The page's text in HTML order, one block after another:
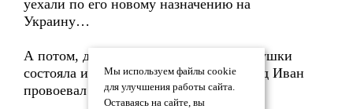
уехали по его новому назначению на
Украину…
А потом, до сорок третьего, жизнь бабушки
состояла из постоянного ожидания. Дед Иван
провоевал все, кроме Халхин-Гола,
Мы используем файлы cookie
для улучшения работы сайта.
Оставаясь на сайте, вы